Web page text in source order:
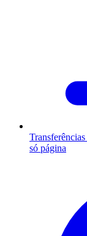
Transferências
só página